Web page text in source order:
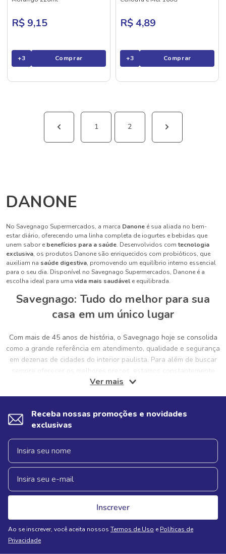
R$ 9,15
+3 Comprar
R$ 4,89
+3 Comprar
1 2
DANONE
No Savegnago Supermercados, a marca Danone é sua aliada no bem-
estar diário, oferecendo uma linha completa de iogurtes e bebidas que
unem sabor e benefícios para a saúde. Desenvolvidos com tecnologia
exclusiva, os produtos Danone são enriquecidos com probióticos, que
auxiliam na saúde digestiva, promovendo um equilíbrio interno essencial
para o seu dia. Disponível no Savegnago Supermercados, Danone é a
escolha ideal para uma vida mais saudável e equilibrada.
Savegnago: Tudo do melhor para sua
casa em um único lugar
Com mais de 45 anos de história, o Savegnago hoje se consolida
como a grande referência em atendimento, qualidade e segurança
em dezenas de cidades do interior paulista. Para além de buscar
sempre oferecer os melhores preços, estamos constantemente
pensando e proporcionando ofertas exclusivas, aliadas a um
casa merece sempre estar abastecida com o melhor. Não só isso,
mas ter produtos de qualidade em casa proporciona bem-estar e
saúde para você, sua família, visitas e pets. E foi com essa noção
e preocupação com você que nos consolidamos como uma
comprar no Savegnago é sinônimo de comprar com qualidade e
Ver mais
Receba nossas promoções e novidades
exclusivas
Inscrever
Ao se inscrever, você aceita nossos Termos de Uso e Políticas de
Privacidade